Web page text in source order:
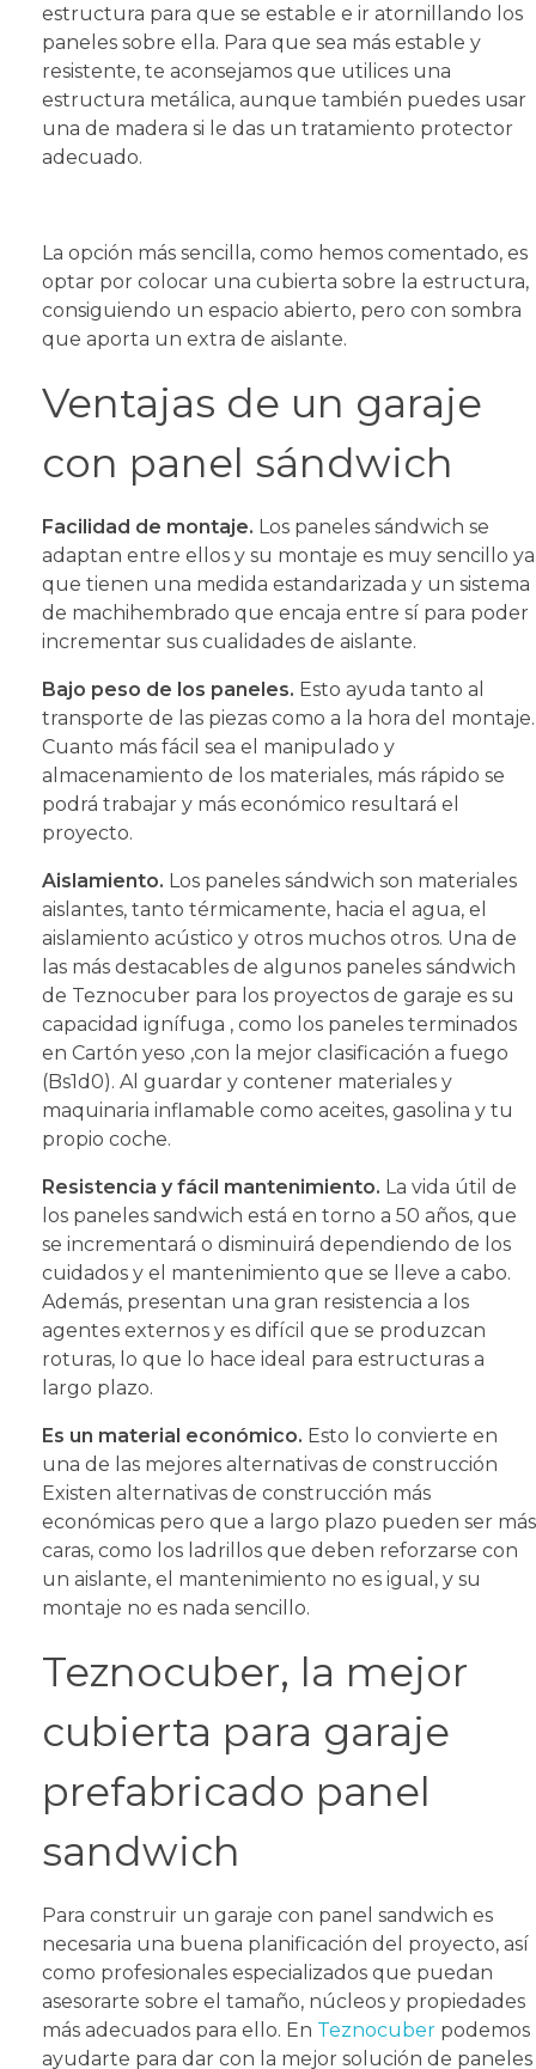
estructura para que se estable e ir atornillando los
paneles sobre ella. Para que sea más estable y
resistente, te aconsejamos que utilices una
estructura metálica, aunque también puedes usar
una de madera si le das un tratamiento protector
adecuado.
La opción más sencilla, como hemos comentado, es
optar por colocar una cubierta sobre la estructura,
consiguiendo un espacio abierto, pero con sombra
que aporta un extra de aislante.
Ventajas de un garaje
con panel sándwich
Facilidad de montaje. Los paneles sándwich se
adaptan entre ellos y su montaje es muy sencillo ya
que tienen una medida estandarizada y un sistema
de machihembrado que encaja entre sí para poder
incrementar sus cualidades de aislante.
Bajo peso de los paneles. Esto ayuda tanto al
transporte de las piezas como a la hora del montaje.
Cuanto más fácil sea el manipulado y
almacenamiento de los materiales, más rápido se
podrá trabajar y más económico resultará el
proyecto.
Aislamiento. Los paneles sándwich son materiales
aislantes, tanto térmicamente, hacia el agua, el
aislamiento acústico y otros muchos otros. Una de
las más destacables de algunos paneles sándwich
de Teznocuber para los proyectos de garaje es su
capacidad ignífuga , como los paneles terminados
en Cartón yeso ,con la mejor clasificación a fuego
(Bs1d0). Al guardar y contener materiales y
maquinaria inflamable como aceites, gasolina y tu
propio coche.
Resistencia y fácil mantenimiento. La vida útil de
los paneles sandwich está en torno a 50 años, que
se incrementará o disminuirá dependiendo de los
cuidados y el mantenimiento que se lleve a cabo.
Además, presentan una gran resistencia a los
agentes externos y es difícil que se produzcan
roturas, lo que lo hace ideal para estructuras a
largo plazo.
Es un material económico. Esto lo convierte en
una de las mejores alternativas de construcción
Existen alternativas de construcción más
económicas pero que a largo plazo pueden ser más
caras, como los ladrillos que deben reforzarse con
un aislante, el mantenimiento no es igual, y su
montaje no es nada sencillo.
Teznocuber, la mejor
cubierta para garaje
prefabricado panel
sandwich
Para construir un garaje con panel sandwich es
necesaria una buena planificación del proyecto, así
como profesionales especializados que puedan
asesorarte sobre el tamaño, núcleos y propiedades
más adecuados para ello. En Teznocuber podemos
ayudarte para dar con la mejor solución de paneles